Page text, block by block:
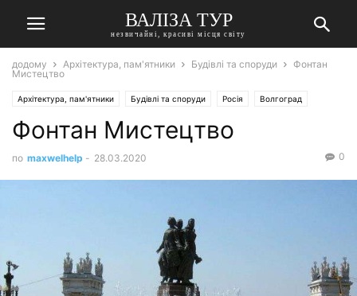
ВАЛІЗА ТУР
незвичайні, красиві місця світу
додому Архітектура, пам'ятники Будівлі та споруди
Фонтан
Мистецтво
Архітектура, пам'ятники Будівлі та споруди Росія Волгоград
Фонтан Мистецтво
по maxwelhelp - 28.03.2020 0